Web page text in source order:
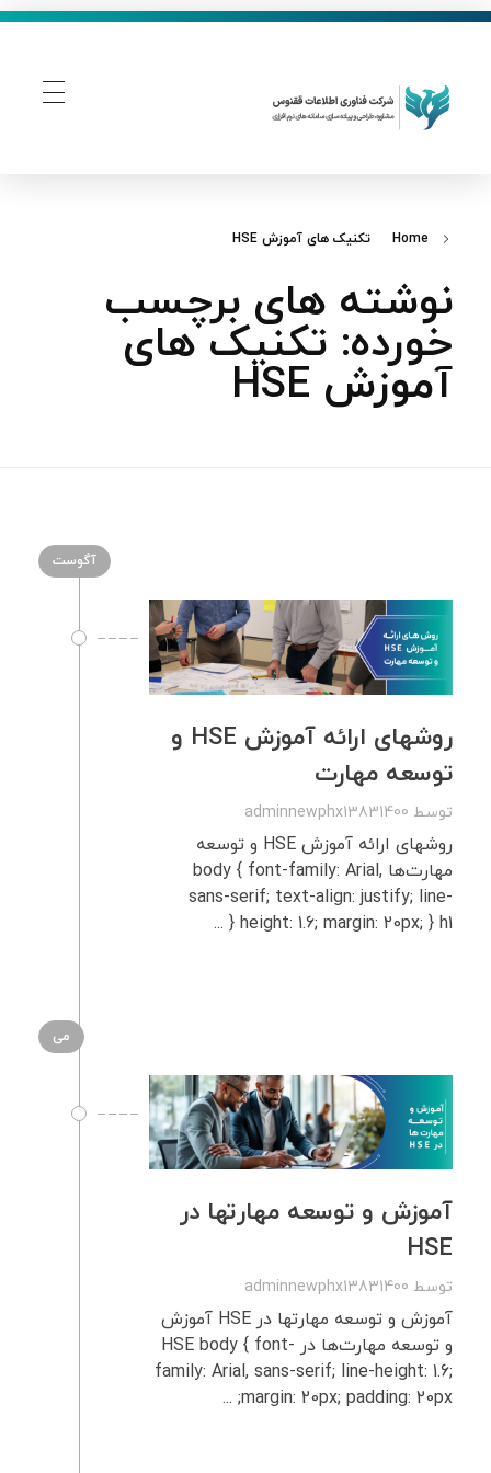
Home تکنیک‌ های آموزش HSE
نوشته های برچسب
خورده: تکنیک‌ های
آموزش HSE
آگوست
روشهای ارائه آموزش HSE و
توسعه مهارت
توسط adminnewphx13831400
روشهای ارائه آموزش HSE و توسعه
مهارت‌ها body { font-family: Arial,
sans-serif; text-align: justify; line-
height: 1.6; margin: 20px; } h1 { ...
می
آموزش و توسعه مهارتها در
HSE
توسط adminnewphx13831400
آموزش و توسعه مهارتها در HSE آموزش
و توسعه مهارت‌ها در HSE body { font-
family: Arial, sans-serif; line-height: 1.6;
margin: 20px; padding: 20px; ...